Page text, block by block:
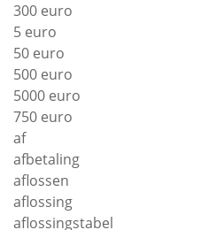
300 euro
5 euro
50 euro
500 euro
5000 euro
750 euro
af
afbetaling
aflossen
aflossing
aflossingstabel